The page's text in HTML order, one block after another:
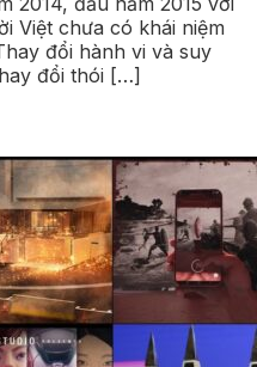
Việt chưa có khái niệm
đổi hành vi và suy
đổi thói […]